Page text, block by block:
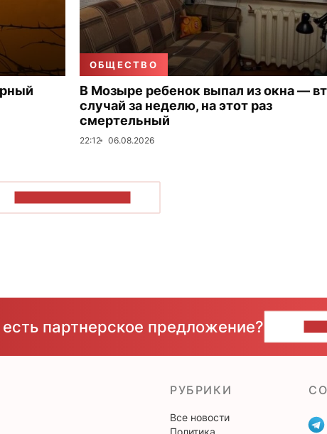
ОБЩЕСТВО
В Мозыре ребенок выпал из окна —
случай за неделю, на этот раз
смертельный
22:12 06.08.2026
партнерское предложение?
РУБРИКИ
Все новости
Политика